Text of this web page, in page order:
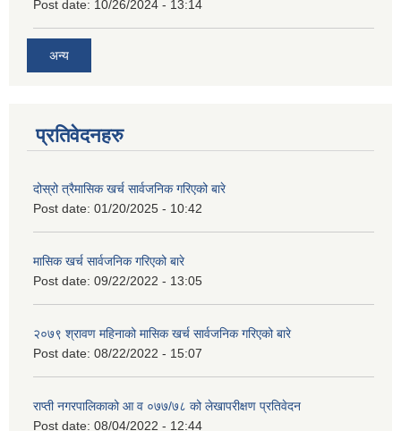
Post date: 10/26/2024 - 13:14
अन्य
प्रतिवेदनहरु
दोस्रो त्रैमासिक खर्च सार्वजनिक गरिएको बारे
Post date: 01/20/2025 - 10:42
मासिक खर्च सार्वजनिक गरिएको बारे
Post date: 09/22/2022 - 13:05
२०७९ श्रावण महिनाको मासिक खर्च सार्वजनिक गरिएको बारे
Post date: 08/22/2022 - 15:07
राप्ती नगरपालिकाको आ व ०७७/७८ को लेखापरीक्षण प्रतिवेदन
Post date: 08/04/2022 - 12:44